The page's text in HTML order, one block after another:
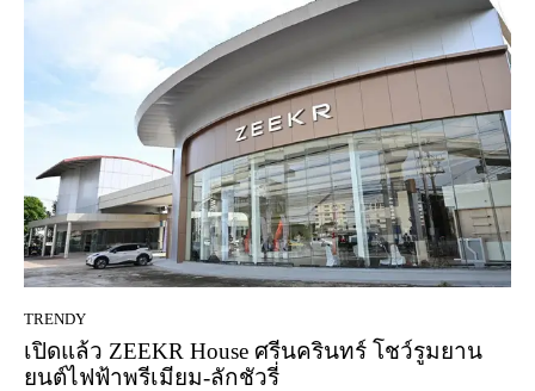
TRENDY
เปิดแล้ว ZEEKR House ศรีนครินทร์ โชว์รูมยาน
ยนต์ไฟฟ้าพรีเมียม-ลักชัวรี่